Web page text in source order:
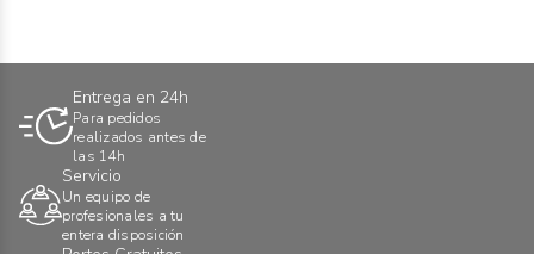
Entrega en 24h
Para pedidos
realizados antes de
las 14h
Servicio
Un equipo de
profesionales a tu
entera disposición